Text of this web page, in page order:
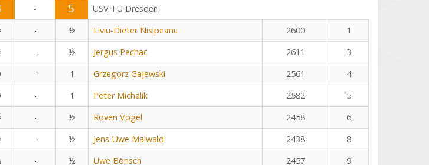
- 5
USV TU Dresden
- ½ Liviu-Dieter Nisipeanu 2600
1
- ½ Jergus Pechac 2611
3
- 1 Grzegorz Gajewski 2561
4
- 1 Peter Michalik 2582
5
- ½ Roven Vogel 2458
6
- ½ Jens-Uwe Maiwald 2438
8
- ½ Uwe Bönsch 2457 9